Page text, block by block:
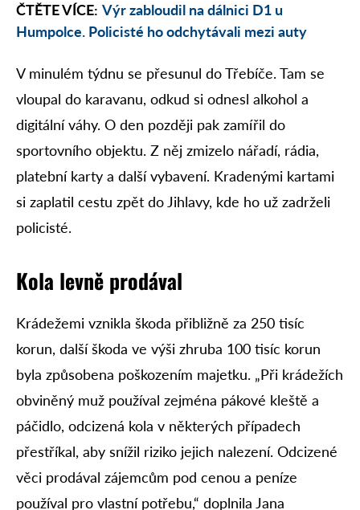
ČTĚTE VÍCE: Výr zabloudil na dálnici D1 u
Humpolce. Policisté ho odchytávali mezi auty
V minulém týdnu se přesunul do Třebíče. Tam se
vloupal do karavanu, odkud si odnesl alkohol a
digitální váhy. O den později pak zamířil do
sportovního objektu. Z něj zmizelo nářadí, rádia,
platební karty a další vybavení. Kradenými kartami
si zaplatil cestu zpět do Jihlavy, kde ho už zadrželi
policisté.
Kola levně prodával
Krádežemi vznikla škoda přibližně za 250 tisíc
korun, další škoda ve výši zhruba 100 tisíc korun
byla způsobena poškozením majetku. „Při krádežích
obviněný muž používal zejména pákové kleště a
páčidlo, odcizená kola v některých případech
přestříkal, aby snížil riziko jejich nalezení. Odcizené
věci prodával zájemcům pod cenou a peníze
používal pro vlastní potřebu,“ doplnila Jana